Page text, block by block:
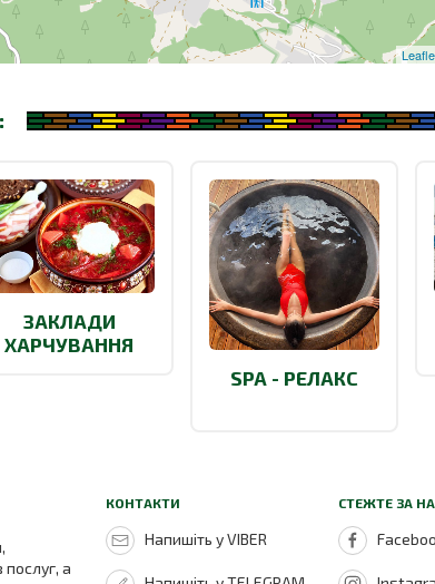
ЗАКЛАДИ
ХАРЧУВАННЯ
SPA - РЕЛАКС
послуг, а
КОНТАКТИ
Напишіть у VIBER
СТЕЖТЕ ЗА